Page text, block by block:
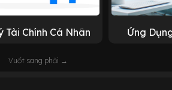
Tài Chính Cá Nhân Ứng
Vuốt sang phải →